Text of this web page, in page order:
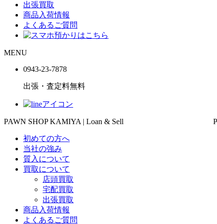
出張買取
商品入荷情報
よくあるご質問
MENU
0943-23-7878
出張・査定料無料
PAWN SHOP KAMIYA | Loan & Sell
初めての方へ
当社の強み
質入について
買取について
店頭買取
宅配買取
出張買取
商品入荷情報
よくあるご質問